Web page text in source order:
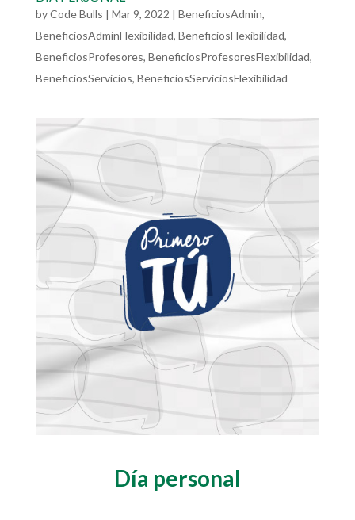
byCode Bulls | Mar 9, 2022 | BeneficiosAdmin,
BeneficiosAdminFlexibilidad, BeneficiosFlexibilidad,
BeneficiosProfesores, BeneficiosProfesoresFlexibilidad,
BeneficiosServicios, BeneficiosServiciosFlexibilidad
Día personal